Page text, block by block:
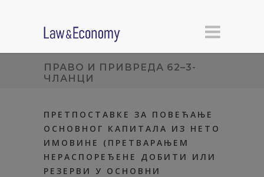
ПРАВО И ПРИВРЕДА 62–3-
ЧЛАНЦИ
ПРЕТПОСТАВКЕ ЗА ПОВЕЋАЊЕ
ОСНОВНОГ КАПИТАЛА ИЗ НЕТО
ИМОВИНЕ (ПРЕТВАРАЊЕМ
НЕРАСПОРЕЂЕНЕ ДОБИТИ ИЛИ
РЕЗЕРВИ У ОСНОВНИ